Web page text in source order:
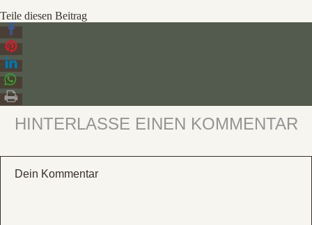
Teile diesen Beitrag
HINTERLASSE EINEN KOMMENTAR